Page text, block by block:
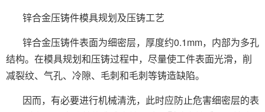
锌合金压铸件模具规划及压铸工艺
锌合金压铸件表面为细密层，厚度约0.1mm，内部为多孔
结构。在模具规划和压铸过程中，尽量使工件表面光滑，削
减裂纹、气孔、冷隙、毛刺和毛刺等铸造缺陷。
因而，有必要进行机械清洗，此时应防止危害细密层的表